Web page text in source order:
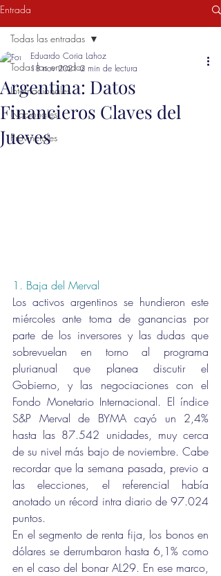
Entrada
Todas las entradas
Internacionales
Nacionales
Provinciales
Todas las entradas
Argentina: Datos
Financieros Claves del
Jueves
Eduardo Coria Lahoz
18 nov 2021 2 min de lectura
1. Baja del Merval
Los activos argentinos se hundieron este
miércoles ante toma de ganancias por
parte de los inversores y las dudas que
sobrevuelan en torno al programa
plurianual que planea discutir el
Gobierno, y las negociaciones con el
Fondo Monetario Internacional. El índice
S&P Merval de BYMA cayó un 2,4%
hasta las 87.542 unidades, muy cerca
de su nivel más bajo de noviembre. Cabe
recordar que la semana pasada, previo a
las elecciones, el referencial había
anotado un récord intra diario de 97.024
puntos.
En el segmento de renta fija, los bonos en
dólares se derrumbaron hasta 6,1% como
en el caso del bonar AL29. En ese marco,